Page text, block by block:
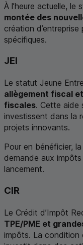
À l’heure actuelle, le
montée des
création
spécifiques.
JEI
Le statut Jeune
allègement fiscal
fiscales. Cette aide
investissent dans la
projets innovants.
Pour en bénéficier, la
demande aux
lancement.
CIR
Le Crédit d’Impôt
TPE/PME et
impôts. La condition